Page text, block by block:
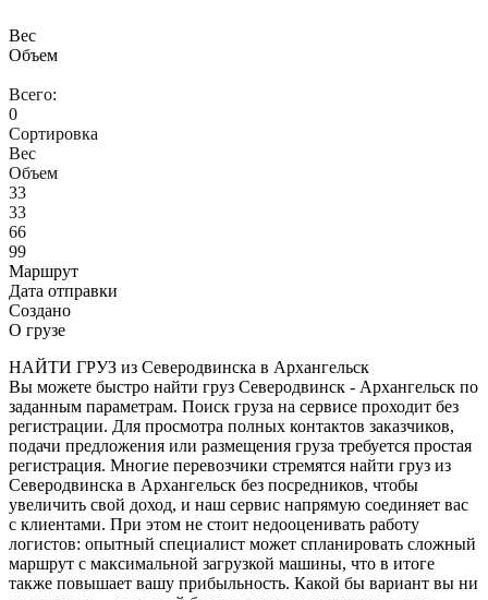
Вес
Объем
Всего:
0
Сортировка
Вес
Объем
33
33
66
99
Маршрут
Дата отправки
Создано
О грузе
НАЙТИ ГРУЗ из Северодвинска в Архангельск
Вы можете быстро найти груз Северодвинск - Архангельск по
заданным параметрам. Поиск груза на сервисе проходит без
регистрации. Для просмотра полных контактов заказчиков,
подачи предложения или размещения груза требуется простая
регистрация. Многие перевозчики стремятся найти груз из
Северодвинска в Архангельск без посредников, чтобы
увеличить свой доход, и наш сервис напрямую соединяет вас
с клиентами. При этом не стоит недооценивать работу
логистов: опытный специалист может спланировать сложный
маршрут с максимальной загрузкой машины, что в итоге
также повышает вашу прибыльность. Какой бы вариант вы ни